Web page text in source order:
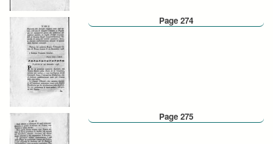
Page 274
Page 275